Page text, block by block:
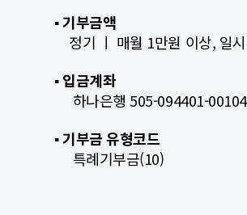
▪︎ 기부금액
정기 ㅣ 매월 1만원 이상, 일
▪︎ 입금계좌
하나은행 505-094401-
▪︎ 기부금 유형코드
특례기부금(10)